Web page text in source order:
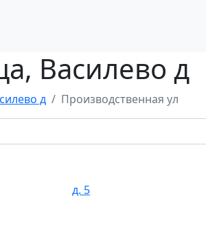
Василево д
д Производственная ул
д. 5